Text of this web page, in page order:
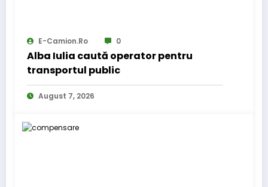
E-Camion.ro 0
Alba Iulia caută operator pentru
transportul public
August 7, 2026